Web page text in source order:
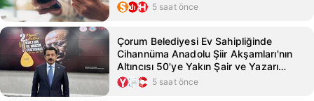
5 saat önce
Çorum Belediyesi Ev Sahipliğinde
Cihannüma Anadolu Şiir Akşamları'nın
Altıncısı 50'ye Yakın Şair ve Yazarı
Buluşturacak5 saat önce